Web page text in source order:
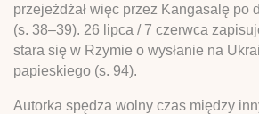
przejeżdżał więc przez Kangasalę po
(s. 38–39). 26 lipca / 7 czerwca
stara się w Rzymie o wysłanie na
papieskiego (s. 94).
Autorka spędza wolny czas między